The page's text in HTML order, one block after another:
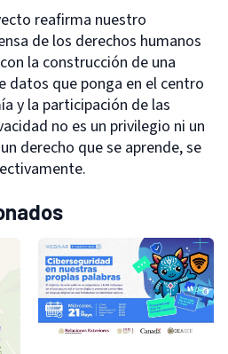
reafirma nuestro
de los derechos humanos
la construcción de una
datos que ponga en el centro
y la participación de las
no es un privilegio ni un
derecho que se aprende, se